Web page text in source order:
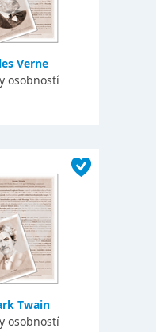
Verne
osobností
Twain
osobností